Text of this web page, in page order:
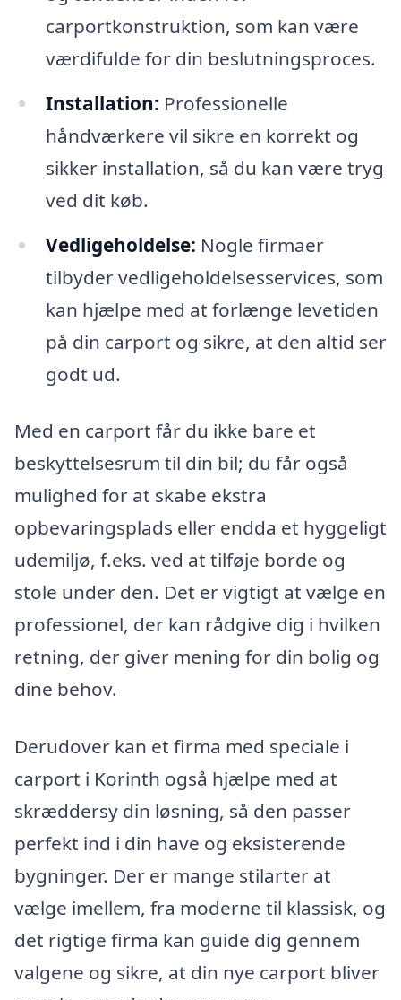
carportkonstruktion, som kan være
værdifulde for din beslutningsproces.
Installation: Professionelle
håndværkere vil sikre en korrekt og
sikker installation, så du kan være tryg
ved dit køb.
Vedligeholdelse: Nogle firmaer
tilbyder vedligeholdelsesservices, som
kan hjælpe med at forlænge levetiden
på din carport og sikre, at den altid ser
godt ud.
Med en carport får du ikke bare et
beskyttelsesrum til din bil; du får også
mulighed for at skabe ekstra
opbevaringsplads eller endda et hyggeligt
udemiljø, f.eks. ved at tilføje borde og
stole under den. Det er vigtigt at vælge en
professionel, der kan rådgive dig i hvilken
retning, der giver mening for din bolig og
dine behov.
Derudover kan et firma med speciale i
carport i Korinth også hjælpe med at
skræddersy din løsning, så den passer
perfekt ind i din have og eksisterende
bygninger. Der er mange stilarter at
vælge imellem, fra moderne til klassisk, og
det rigtige firma kan guide dig gennem
valgene og sikre, at din nye carport bliver